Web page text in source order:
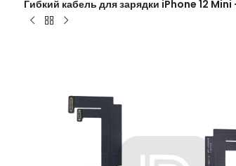
Гибкий кабель для зарядки iPhone 12